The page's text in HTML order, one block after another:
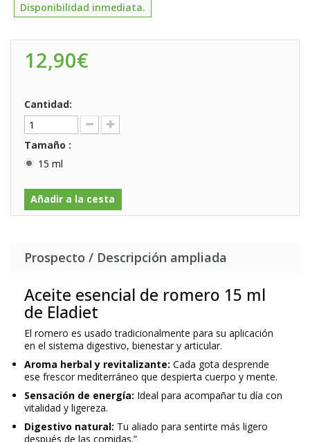
Disponibilidad inmediata.
12,90€
Cantidad:
Tamaño :
15 ml
Añadir a la cesta
Prospecto / Descripción ampliada
Aceite esencial de romero 15 ml
de Eladiet
El romero es usado tradicionalmente para su aplicación
en el sistema digestivo, bienestar y articular.
Aroma herbal y revitalizante: Cada gota desprende
ese frescor mediterráneo que despierta cuerpo y mente.
Sensación de energía: Ideal para acompañar tu día con
vitalidad y ligereza.
Digestivo natural: Tu aliado para sentirte más ligero
después de las comidas.”